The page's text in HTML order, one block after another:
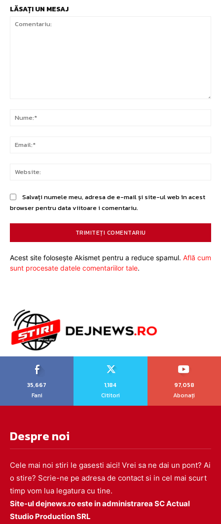
LĂSAȚI UN MESAJ
Salvați numele meu, adresa de e-mail și site-ul web în acest
browser pentru data viitoare i comentariu.
Acest site folosește Akismet pentru a reduce spamul. Află cum
sunt procesate datele comentariilor tale.
35,667
Fani
1,184
Cititori
97,058
Abonați
Despre noi
Cele mai noi stiri le gasesti aici! Vrei sa ne dai un pont? Ai
o stire? Scrie-ne pe adresa de contact si in cel mai scurt
timp vom lua legatura cu tine.
Site-ul dejnews.ro este in administrarea SC Actual
Studio Production SRL